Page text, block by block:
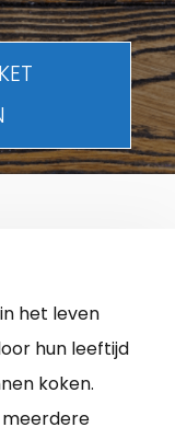
het leven
hun leeftijd
koken.
meerdere